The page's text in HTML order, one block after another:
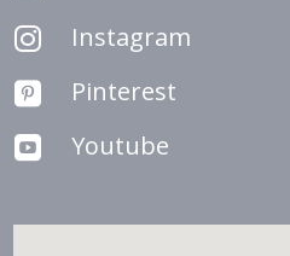
 Instagram
 Pinterest
 Youtube